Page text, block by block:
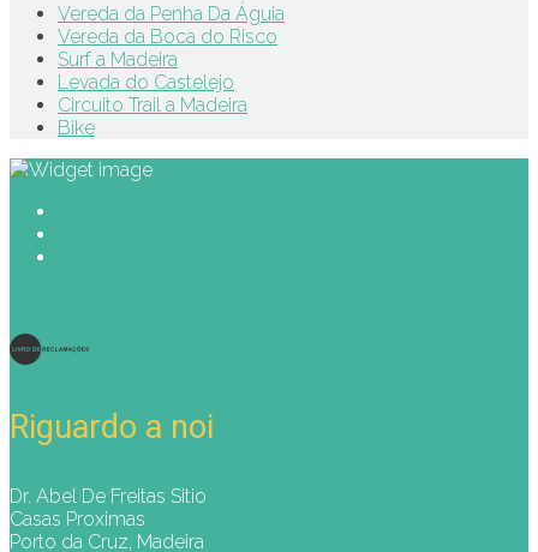
Vereda da Penha Da Águia
Vereda da Boca do Risco
Surf a Madeira
Levada do Castelejo
Circuito Trail a Madeira
Bike
Riguardo a noi
Dr. Abel De Freitas Sitio
Casas Proximas
Porto da Cruz, Madeira